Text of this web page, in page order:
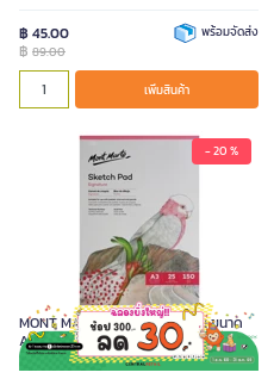
฿ 45.00
฿ 89.00
พร้อมจัดส่ง
เพิ่มสินค้า
- 20 %
MONT MARTE กระดาษวาดเขียน ขนาด
A3 สีขาว